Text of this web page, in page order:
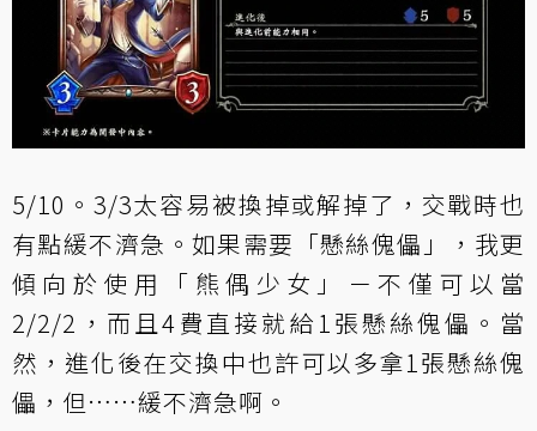
5/10。3/3太容易被換掉或解掉了，交戰時也
有點緩不濟急。如果需要「懸絲傀儡」，我更
傾向於使用「 熊偶少女 」－不僅可以當
2/2/2，而且4費直接就給1張懸絲傀儡。當
然，進化後在交換中也許可以多拿1張懸絲傀
儡，但……緩不濟急啊。